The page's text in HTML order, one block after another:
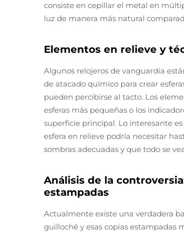
consiste en cepillar el metal en
luz de manera más natural
Elementos en relieve y
Algunos relojeros de vanguardia
de atacado químico para crear
pueden percibirse al tacto. Los
esferas más pequeñas o los
superficie principal. Lo interesante
esfera en relieve podría necesitar
sombras adecuadas y que todo se
Análisis de la
estampadas
Actualmente existe una verdadera
guilloché y esas copias estampadas